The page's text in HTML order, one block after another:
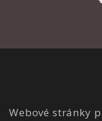
Webové stránky